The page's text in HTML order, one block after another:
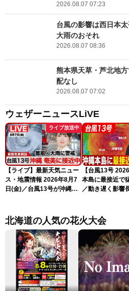
2026.08.07 07:23
台風の影響は西日本
大雨のおそれ
2026.08.07 08:36
熊本県天草・芦北地
配なし
2026.08.07 07:02
ウェザーニュースLiVE
ライブ放送中
【ライブ】最新天気ニュー
ス・地震情報 2026年8月7
日(金)／台風13号が沖縄・
ュースLiVEコーヒータイ
ム・江川清音／有賀哲夫〉
【台風13号
本島に最接近で
／動き遅く影響
北海道の人気の花火大会